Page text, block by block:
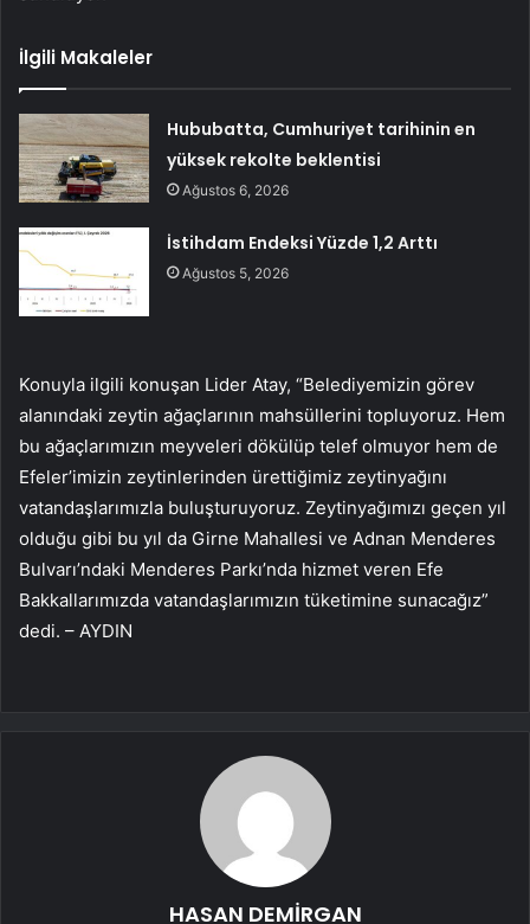
İlgili Makaleler
Hububatta, Cumhuriyet tarihinin en
yüksek rekolte beklentisi
Ağustos 6, 2026
İstihdam Endeksi Yüzde 1,2 Arttı
Ağustos 5, 2026
Konuyla ilgili konuşan Lider Atay, “Belediyemizin görev
alanındaki zeytin ağaçlarının mahsüllerini topluyoruz. Hem
bu ağaçlarımızın meyveleri dökülüp telef olmuyor hem de
Efeler’imizin zeytinlerinden ürettiğimiz zeytinyağını
vatandaşlarımızla buluşturuyoruz. Zeytinyağımızı geçen yıl
olduğu gibi bu yıl da Girne Mahallesi ve Adnan Menderes
Bulvarı’ndaki Menderes Parkı’nda hizmet veren Efe
Bakkallarımızda vatandaşlarımızın tüketimine sunacağız”
dedi. – AYDIN
HASAN DEMİRGAN